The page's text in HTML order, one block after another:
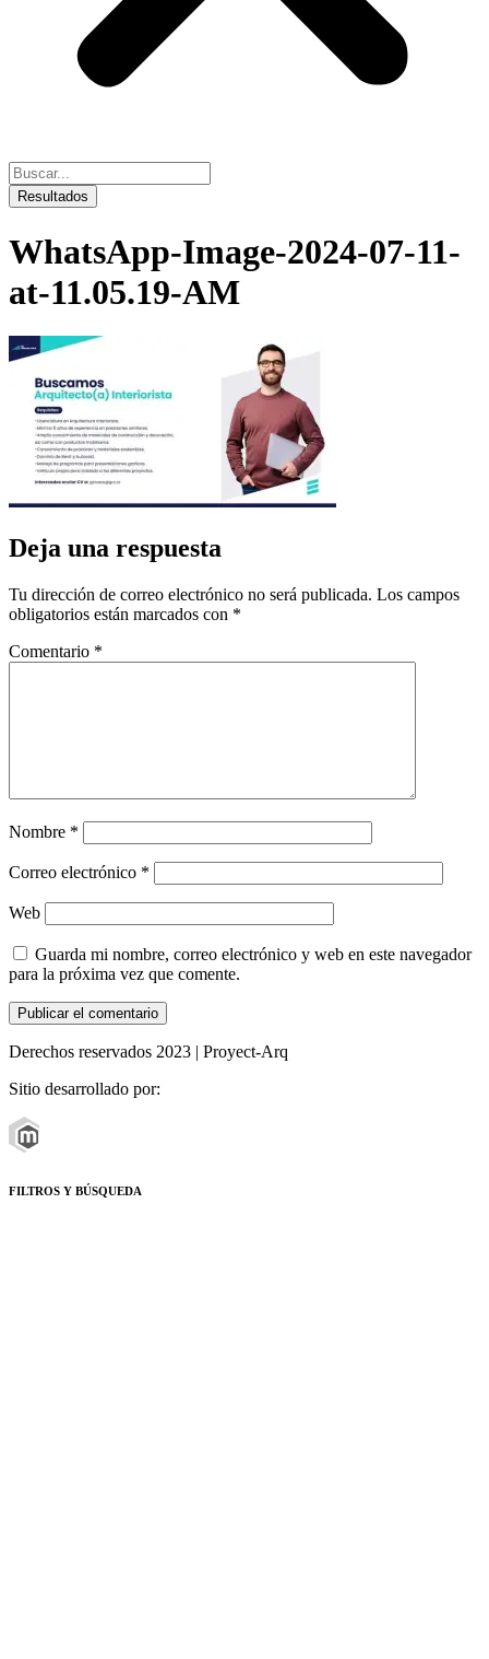
Search
...Resultados
WhatsApp-Image-2024-07-11-
at-11.05.19-AM
Deja una respuesta
Tu dirección de correo electrónico no será publicada. Los campos
obligatorios están marcados con *
Comentario *
Nombre *
Correo electrónico *
Web
Guarda mi nombre, correo electrónico y web en este navegador
para la próxima vez que comente.
Derechos reservados 2023 | Proyect-Arq
Sitio desarrollado por:
FILTROS Y BÚSQUEDA